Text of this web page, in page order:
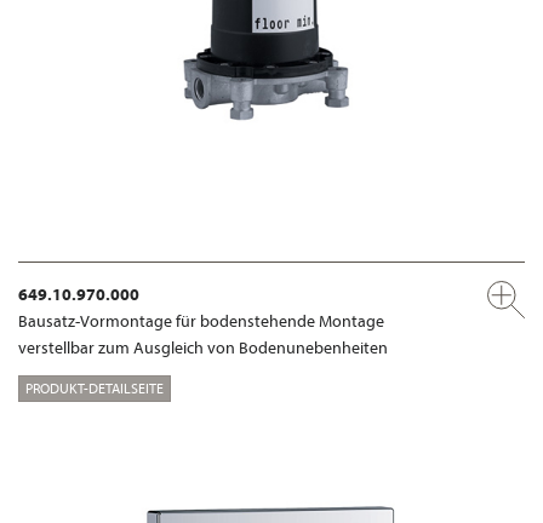
649.10.970.000
Bausatz-Vormontage für bodenstehende Montage
verstellbar zum Ausgleich von Bodenunebenheiten
PRODUKT-DETAILSEITE